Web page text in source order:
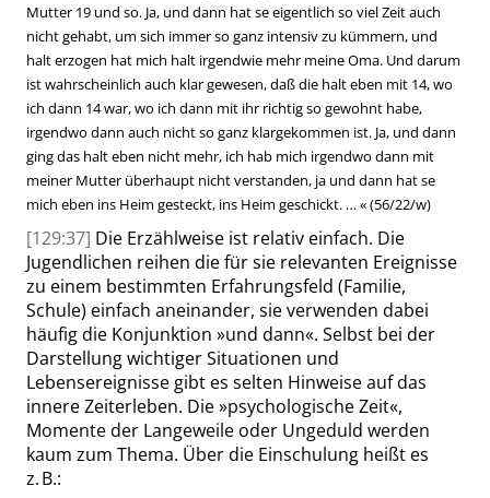
Mutter 19 und so. Ja, und dann hat se eigentlich so viel Zeit auch
nicht gehabt, um sich immer so ganz intensiv zu kümmern, und
halt erzogen hat mich halt irgendwie mehr meine Oma. Und darum
ist wahrscheinlich auch klar gewesen, daß die halt eben mit 14, wo
ich dann 14 war, wo ich dann mit ihr richtig so gewohnt habe,
irgendwo dann auch nicht so ganz klargekommen ist. Ja, und dann
ging das halt eben nicht mehr, ich hab mich irgendwo dann mit
meiner Mutter überhaupt nicht verstanden, ja und dann hat se
mich eben ins Heim gesteckt, ins Heim geschickt. … «(56/22/w)
[129:37] Die Erzählweise ist relativ einfach. Die
Jugendlichen reihen die für sie relevanten Ereignisse
zu einem bestimmten Erfahrungsfeld (Familie,
Schule) einfach aneinander, sie verwenden dabei
häufig die Konjunktion »und dann«. Selbst bei der
Darstellung wichtiger Situationen und
Lebensereignisse gibt es selten Hinweise auf das
innere Zeiterleben. Die»psychologische Zeit«,
Momente der Langeweile oder Ungeduld werden
kaum zum Thema. Über die Einschulung heißt es
z. B.: